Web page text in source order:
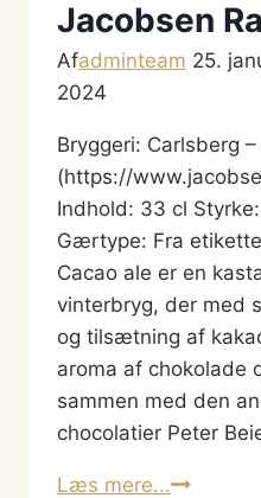
Jacobsen
Afadminteam 25.
2024
Bryggeri: Carlsberg
(https://
Indhold: 33 cl
Gærtype: Fra
Cacao ale er en
vinterbryg, der med
og tilsætning af
aroma af chokolade
sammen med den
chocolatier Peter
Læs mere...Jacobsen